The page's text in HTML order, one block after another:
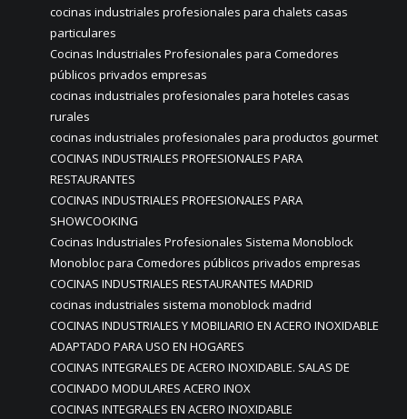
cocinas industriales profesionales para chalets casas
particulares
Cocinas Industriales Profesionales para Comedores
públicos privados empresas
cocinas industriales profesionales para hoteles casas
rurales
cocinas industriales profesionales para productos gourmet
COCINAS INDUSTRIALES PROFESIONALES PARA
RESTAURANTES
COCINAS INDUSTRIALES PROFESIONALES PARA
SHOWCOOKING
Cocinas Industriales Profesionales Sistema Monoblock
Monobloc para Comedores públicos privados empresas
COCINAS INDUSTRIALES RESTAURANTES MADRID
cocinas industriales sistema monoblock madrid
COCINAS INDUSTRIALES Y MOBILIARIO EN ACERO INOXIDABLE
ADAPTADO PARA USO EN HOGARES
COCINAS INTEGRALES DE ACERO INOXIDABLE. SALAS DE
COCINADO MODULARES ACERO INOX
COCINAS INTEGRALES EN ACERO INOXIDABLE